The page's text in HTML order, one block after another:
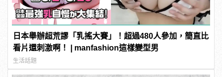
日本舉辦超荒謬「乳搖大賽」！超過480人參加，簡直比
看片還刺激啊！ | manfashion這樣變型男
生活話題